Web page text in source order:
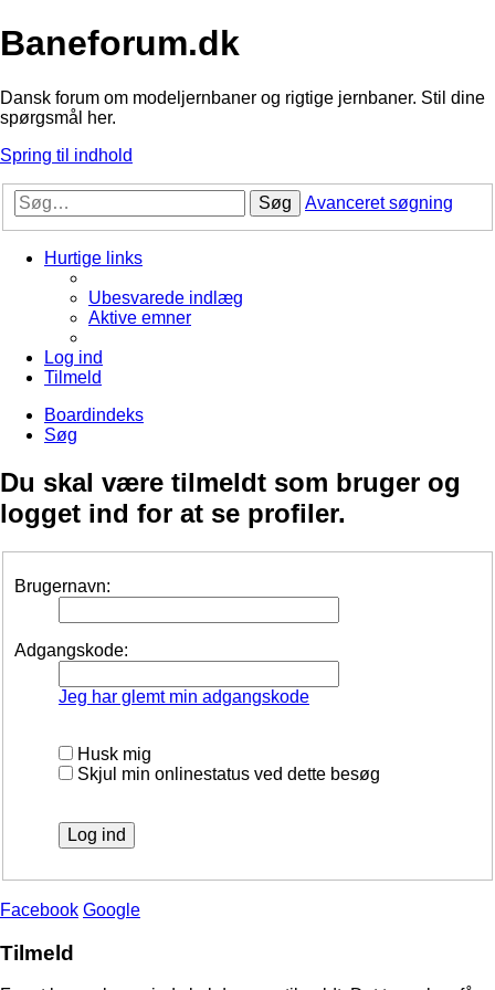
Baneforum.dk
Dansk forum om modeljernbaner og rigtige jernbaner. Stil dine
spørgsmål her.
Spring til indhold
Søg Avanceret søgning
Hurtige links
Ubesvarede indlæg
Aktive emner
Log ind
Tilmeld
Boardindeks
Søg
Du skal være tilmeldt som bruger og
logget ind for at se profiler.
Brugernavn:
Adgangskode:
Jeg har glemt min adgangskode
Husk mig
Skjul min onlinestatus ved dette besøg
Facebook Google
Tilmeld